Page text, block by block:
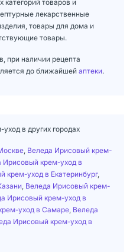
товаров и
лекарственные
товары для дома и
товары.
при наличии рецепта
до ближайшей аптеки.
в других городах
Веледа Ирисовый крем-
Ирисовый крем-уход в
крем-уход в Екатеринбург,
Веледа Ирисовый крем-
Ирисовый крем-уход в
уход в Самаре Веледа
Ирисовый крем-уход в